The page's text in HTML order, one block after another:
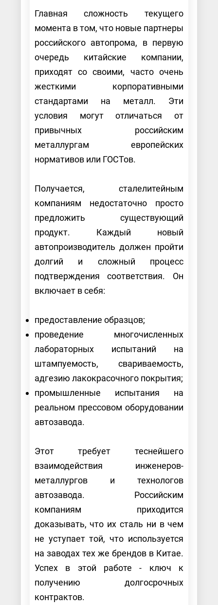
Главная сложность текущего
момента в том, что новые партнеры
российского автопрома, в первую
очередь китайские компании,
приходят со своими, часто очень
жесткими корпоративными
стандартами на металл. Эти
условия могут отличаться от
привычных российским
металлургам европейских
нормативов или ГОСТов.
Получается, сталелитейным
компаниям недостаточно просто
предложить существующий
продукт. Каждый новый
автопроизводитель должен пройти
долгий и сложный процесс
подтверждения соответствия. Он
включает в себя:
предоставление образцов;
проведение многочисленных
лабораторных испытаний на
штампуемость, свариваемость,
адгезию лакокрасочного покрытия;
промышленные испытания на
реальном прессовом оборудовании
автозавода.
Этот требует теснейшего
взаимодействия инженеров-
металлургов и технологов
автозавода. Российским
компаниям приходится
доказывать, что их сталь ни в чем
не уступает той, что используется
на заводах тех же брендов в Китае.
Успех в этой работе - ключ к
получению долгосрочных
контрактов.